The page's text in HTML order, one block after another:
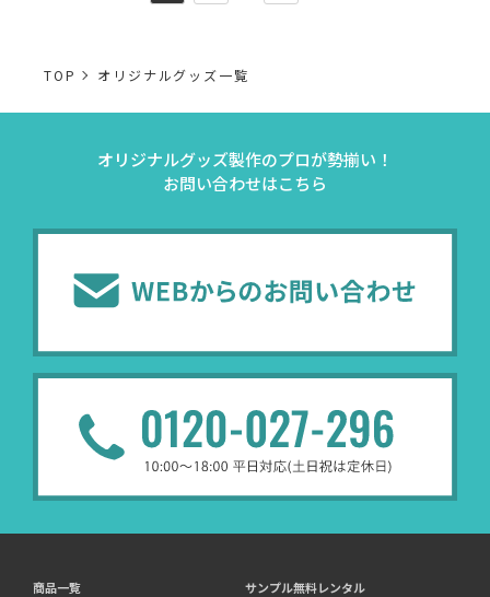
TOP オリジナルグッズ一覧
オリジナルグッズ製作のプロが勢揃い！
お問い合わせはこちら
商品一覧 サンプル無料レンタル